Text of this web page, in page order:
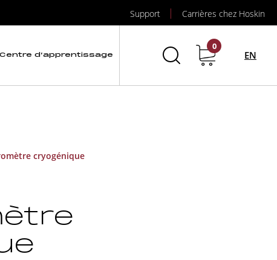
Support Carrières chez Hoskin
Centre d’apprentissage
0
EN
cryogénique